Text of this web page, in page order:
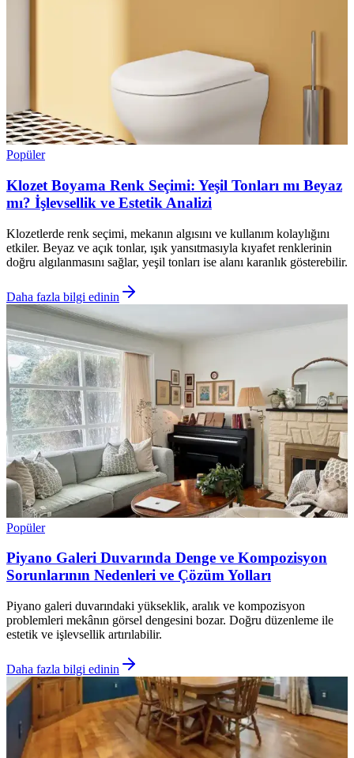
Popüler
Klozet Boyama Renk Seçimi: Yeşil Tonları mı Beyaz
mı? İşlevsellik ve Estetik Analizi
Klozetlerde renk seçimi, mekanın algısını ve kullanım kolaylığını
etkiler. Beyaz ve açık tonlar, ışık yansıtmasıyla kıyafet renklerinin
doğru algılanmasını sağlar, yeşil tonları ise alanı karanlık gösterebilir.
Daha fazla bilgi edinin
Popüler
Piyano Galeri Duvarında Denge ve Kompozisyon
Sorunlarının Nedenleri ve Çözüm Yolları
Piyano galeri duvarındaki yükseklik, aralık ve kompozisyon
problemleri mekânın görsel dengesini bozar. Doğru düzenleme ile
estetik ve işlevsellik artırılabilir.
Daha fazla bilgi edinin